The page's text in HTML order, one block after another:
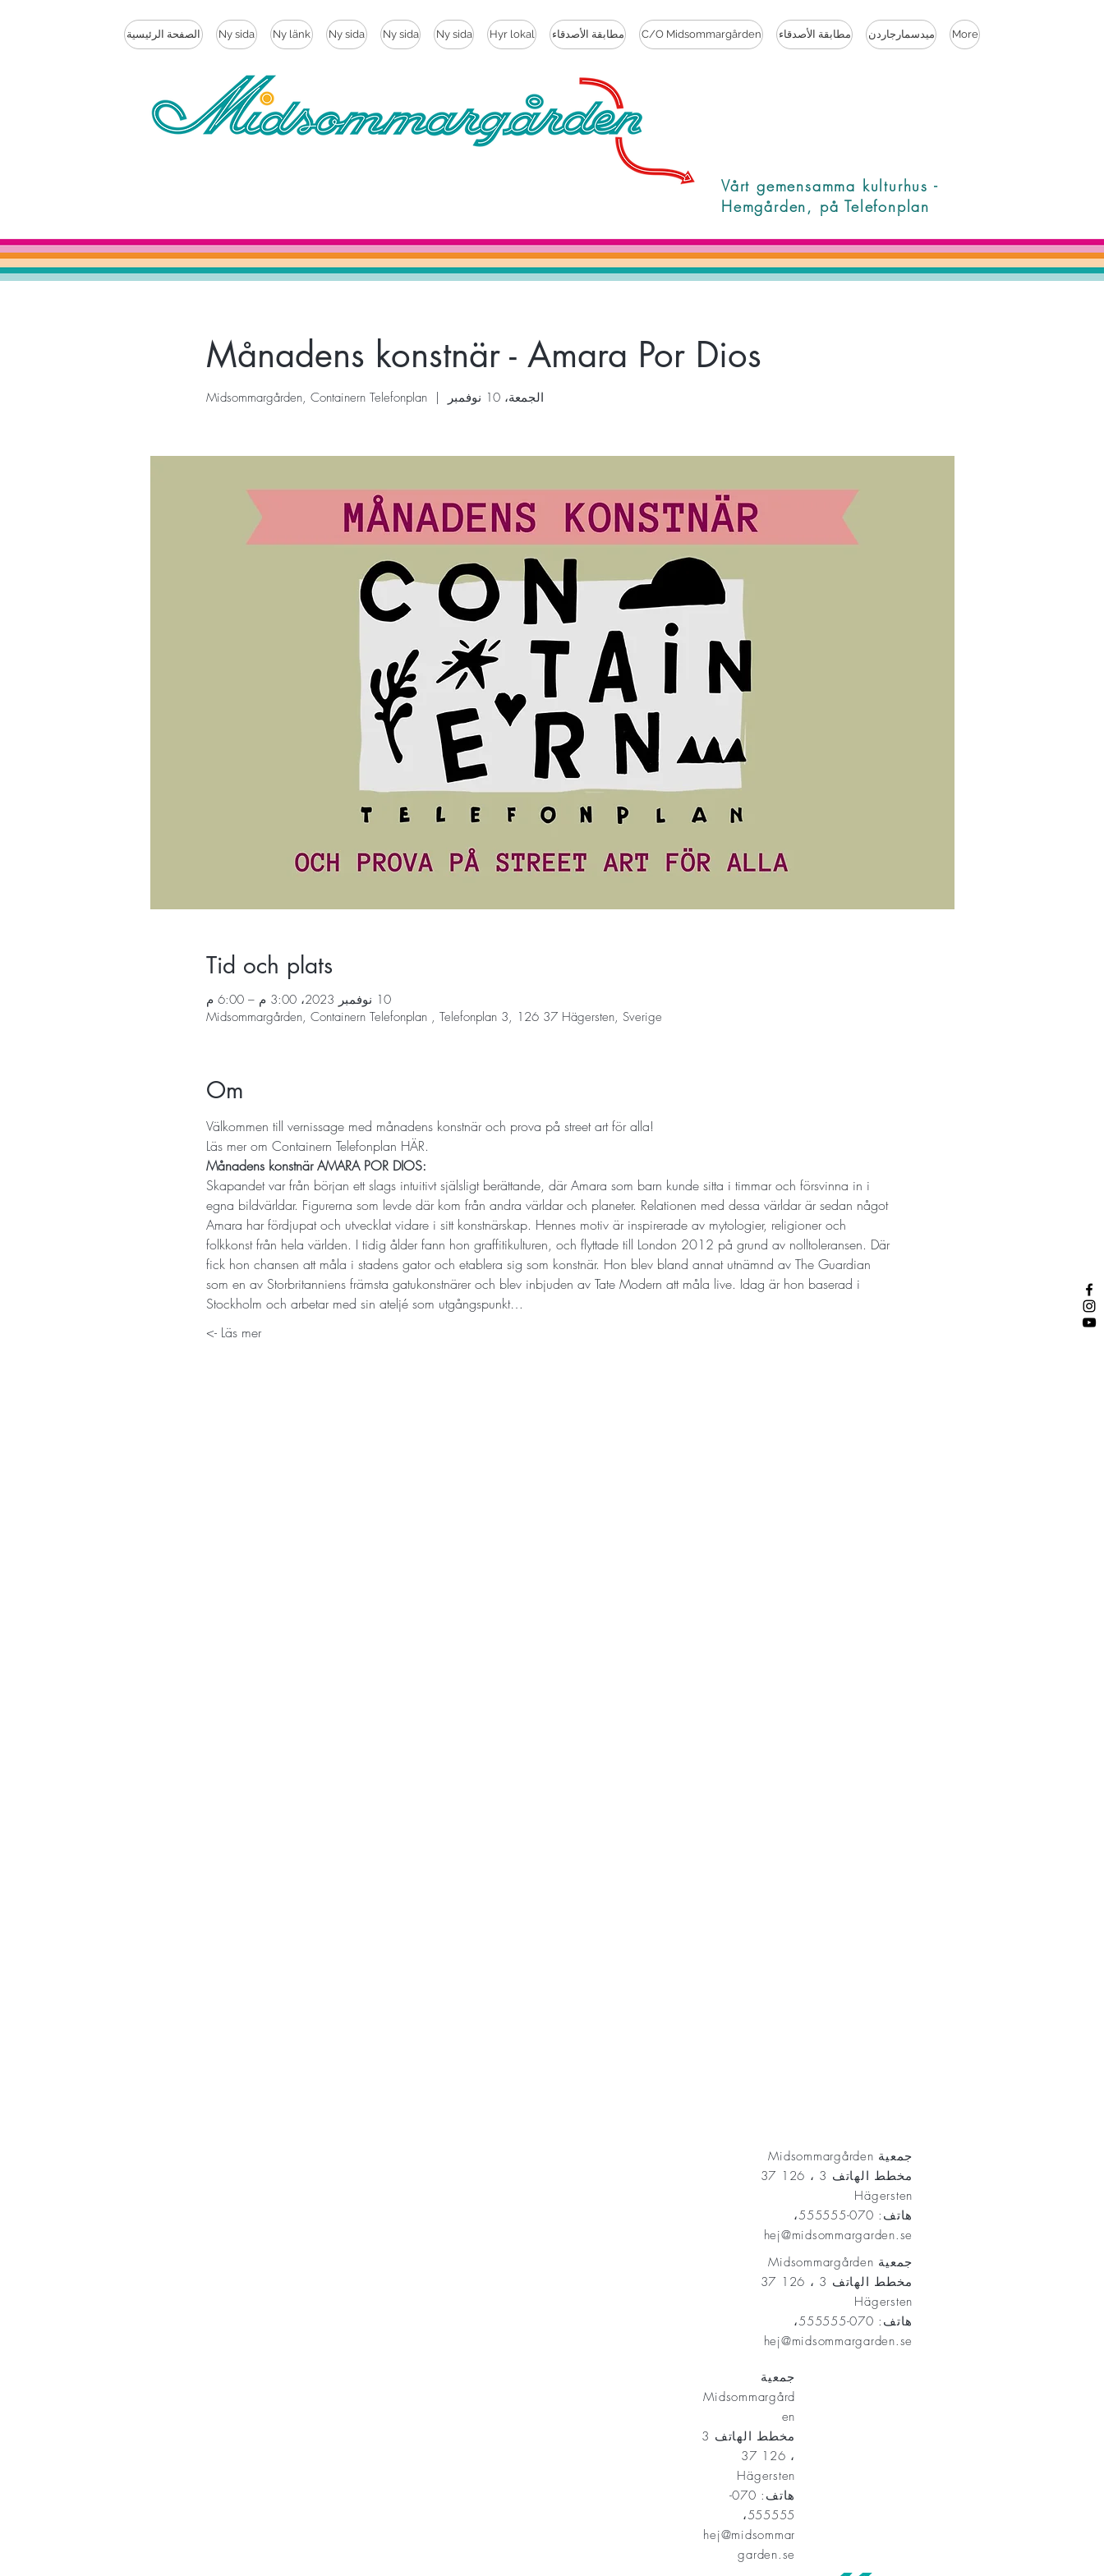
الصفحة الرئيسية Ny sida Ny länk Ny sida Ny sida Ny sida Hyr lokal مطابقة الأصدقاء C/O Midsommargården مطابقة الأصدقاء ميدسمارجاردن More
Vårt gemensamma kulturhus -
Hemgården, på Telefonplan
Månadens konstnär - Amara Por Dios
الجمعة، 10 نوفمبر
  |
Midsommargården, Containern Telefonplan
Tid och plats
10 نوفمبر 2023، 3:00 م – 6:00 م
Midsommargården, Containern Telefonplan , Telefonplan 3, 126 37 Hägersten, Sverige
Om
Välkommen till vernissage med månadens konstnär och prova på street art för alla!
Läs mer om Containern Telefonplan HÄR.
Månadens konstnär AMARA POR DIOS:
Skapandet var från början ett slags intuitivt själsligt berättande, där Amara som barn kunde sitta i timmar och försvinna in i
egna bildvärldar. Figurerna som levde där kom från andra världar och planeter. Relationen med dessa världar är sedan något
Amara har fördjupat och utvecklat vidare i sitt konstnärskap. Hennes motiv är inspirerade av mytologier, religioner och
folkkonst från hela världen. I tidig ålder fann hon graffitikulturen, och flyttade till London 2012 på grund av nolltoleransen. Där
fick hon chansen att måla i stadens gator och etablera sig som konstnär. Hon blev bland annat utnämnd av The Guardian
som en av Storbritanniens främsta gatukonstnärer och blev inbjuden av Tate Modern att måla live. Idag är hon baserad i
Stockholm och arbetar med sin ateljé som utgångspunkt…
Läs mer ->
جمعية Midsommargården
مخطط الهاتف 3 ، 126 37
Hägersten
هاتف: 070-555555،
hej@midsommargarden.se
جمعية Midsommargården
مخطط الهاتف 3 ، 126 37
Hägersten
هاتف: 070-555555،
hej@midsommargarden.se
جمعية
Midsommargård
en
مخطط الهاتف 3
، 126 37
Hägersten
هاتف: 070-
555555،
hej@midsommar
garden.se